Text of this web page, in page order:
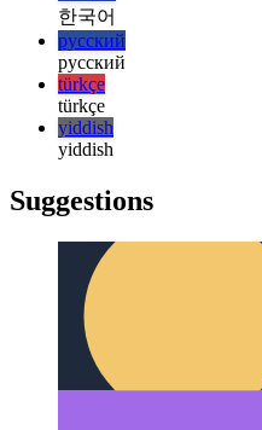
日本語
한국어
한국어
русский
русский
türkçe
türkçe
yiddish
Suggestions